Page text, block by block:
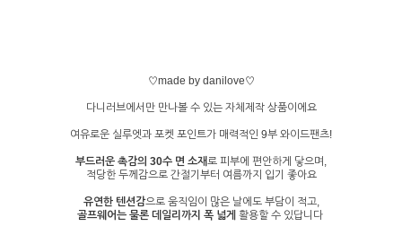
♡made by danilove♡
다니러브에서만 만나볼 수 있는 자체제작 상품이에요
여유로운 실루엣과 포켓 포인트가 매력적인 9부 와이드팬츠!
부드러운 촉감의 30수 면 소재로 피부에 편안하게 닿으며,
적당한 두께감으로 간절기부터 여름까지 입기 좋아요
유연한 텐션감으로 움직임이 많은 날에도 부담이 적고,
골프웨어는 물론 데일리까지 폭 넓게 활용할 수 있답니다